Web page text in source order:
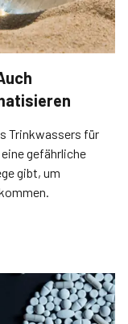
Trinkwassers für
gefährliche
gibt, um